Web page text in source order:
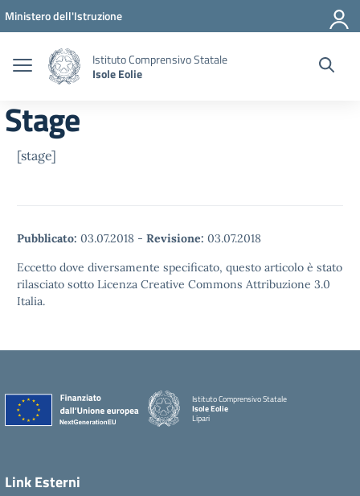
Vai ai contenuti
Vai al menu di navigazione
Vai al footer
Ministero dell'Istruzione
Istituto Comprensivo Statale
Isole Eolie
Stage
[stage]
Pubblicato: 03.07.2018 - Revisione: 03.07.2018
Eccetto dove diversamente specificato, questo articolo è stato
rilasciato sotto Licenza Creative Commons Attribuzione 3.0
Italia.
Istituto Comprensivo Statale
Isole Eolie
Lipari
Link Esterni